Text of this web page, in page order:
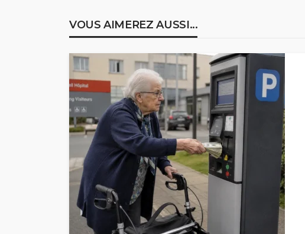
VOUS AIMEREZ AUSSI...